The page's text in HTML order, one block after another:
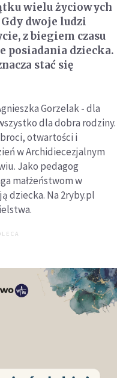
wielu życiowych
dwoje ludzi
z biegiem czasu
posiadania dziecka.
stać się
Gorzelak - dla
dla dobra rodziny.
otwartości i
w Archidiecezjalnym
Jako pedagog
małżeństwom w
dziecka. Na 2ryby.pl